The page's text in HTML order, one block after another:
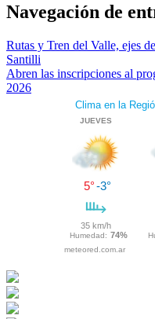
Navegación de
Rutas y Tren del Valle, ejes
Santilli
Abren las inscripciones al
2026